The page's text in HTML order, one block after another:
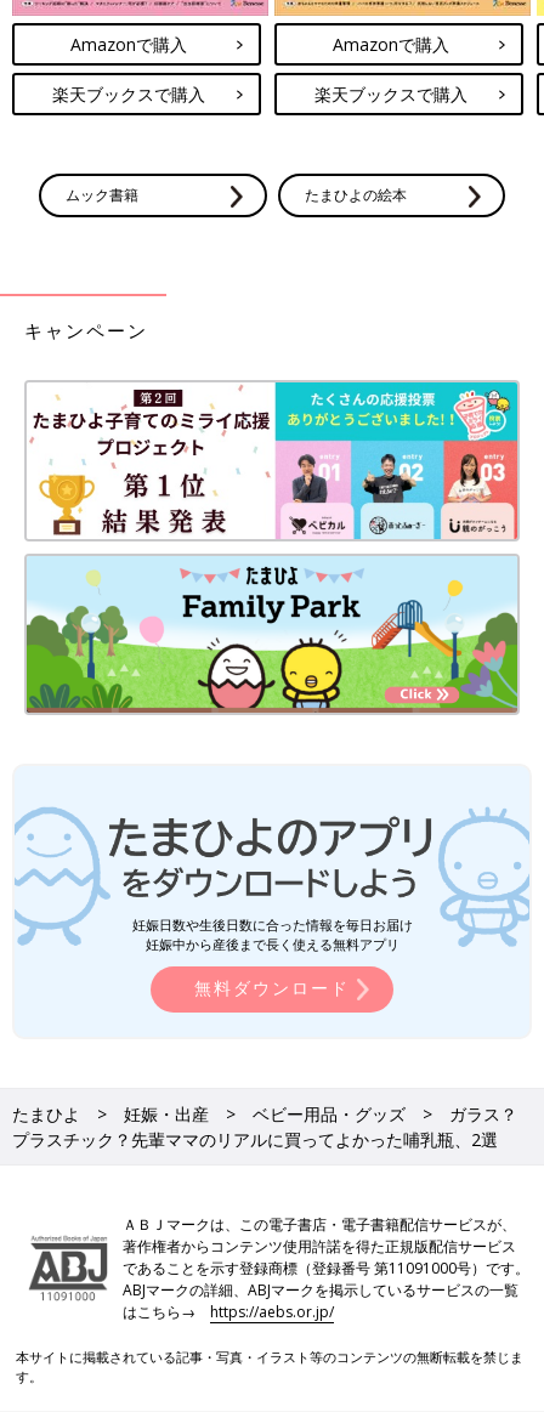
Amazonで購入
楽天ブックスで購入
Amazonで購入
楽天ブックスで購入
ムック書籍 たまひよの絵本
キャンペーン
妊娠日数や生後日数に合った情報を毎日お届け
妊娠中から産後まで長く使える無料アプリ
無料ダウンロード
たまひよ 妊娠・出産 ベビー用品・グッズ
ガラス？
プラスチック？先輩ママのリアルに買ってよかった哺乳瓶、2選
ＡＢＪマークは、この電子書店・電子書籍配信サービスが、
著作権者からコンテンツ使用許諾を得た正規版配信サービス
であることを示す登録商標（登録番号 第11091000号）です。
ABJマークの詳細、ABJマークを掲示しているサービスの一覧
はこちら→https://aebs.or.jp/
本サイトに掲載されている記事・写真・イラスト等のコンテンツの無断転載を禁じま
す。